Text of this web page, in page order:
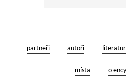
partneři autoři
místa o